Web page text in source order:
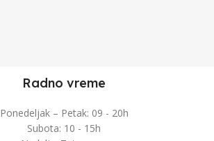
Radno vreme
Ponedeljak – Petak: 09 - 20h
Subota: 10 - 15h